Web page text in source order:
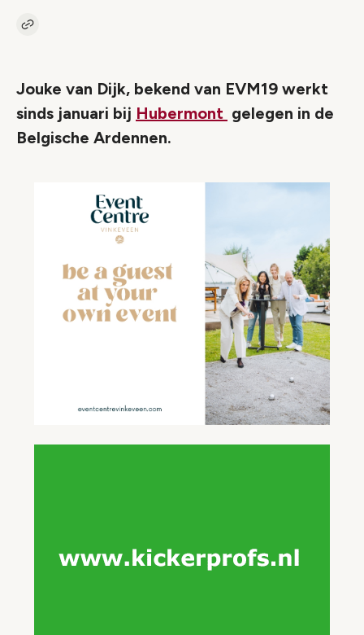
Kopieer link naar artikel
Jouke van Dijk, bekend van EVM19 werkt
sinds januari bij Hubermont gelegen in de
Belgische Ardennen.